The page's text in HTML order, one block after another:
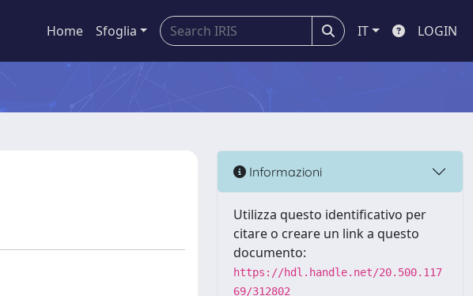
Home Sfoglia IT LOGIN
Informazioni
Utilizza questo identificativo per
citare o creare un link a questo
documento:
https://hdl.handle.net/20.500.117
69/312802